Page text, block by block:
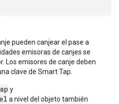
pueden canjear el pase a
emisoras de canjes se
Los emisores de canje deben
clave de Smart Tap.
y
a nivel del objeto también